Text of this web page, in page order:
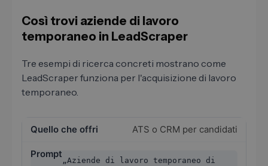
Così trovi aziende di lavoro
temporaneo in LeadScraper
Tre esempi di ricerca concreti mostrano come
LeadScraper funziona per l'acquisizione di lavoro
temporaneo.
ATS o CRM per candidati
„Aziende di lavoro temporaneo di